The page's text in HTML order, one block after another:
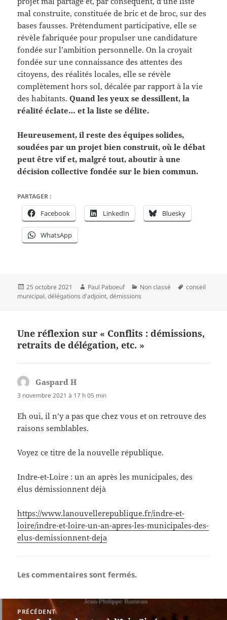
mal construite, constituée de bric et de broc, sur des
bases fausses. Prétendument participative, elle se
révèle fabriquée pour propulser une candidature
fondée sur l’ambition personnelle. On la croyait
fondée sur une connaissance des attentes des
citoyens, des réalités locales, elle se révèle
complètement hors sol, décalée par rapport à la vie
des habitants.Quand les yeux se dessillent, la
réalité éclate… et la liste se délite.
Heureusement, il reste des équipes solides,
soudées par un projet bien construit, où le débat
peut être vif et, malgré tout, aboutir à une
décision collective fondée sur le bien commun.
PARTAGER :
Facebook LinkedIn Bluesky
WhatsApp
Publié
le
25 octobre 2021 Auteur
Paul Paboeuf Catégories
Non classé
Mots-
conseil
municipal,délégations d'adjoint,démissions
Une réflexion sur « Conflits : démissions,
retraits de délégation, etc. »
Gaspard H
3 novembre 2021 à 17 h 05 min
Eh oui, il n’y a pas que chez vous et on retrouve des
raisons semblables.
Voyez ce titre de la nouvelle république.
Indre-et-Loire : un an après les municipales, des
élus démissionnent déjà
https://www.lanouvellerepublique.fr/indre-et-
loire/indre-et-loire-un-an-apres-les-municipales-des-
elus-demissionnent-deja
Les commentaires sont fermés.
PRÉCÉDENT